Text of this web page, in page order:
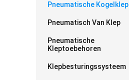
Pneumatische Kogelklep
Pneumatisch Van Klep
Pneumatische
Kleptoebehoren
Klepbesturingssysteem